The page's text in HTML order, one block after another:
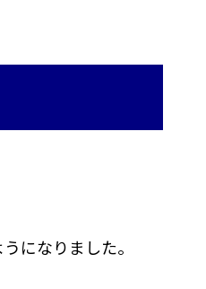
になりました。